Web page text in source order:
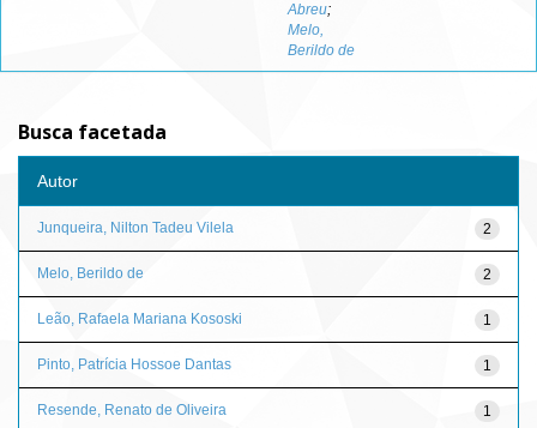
Abreu;
Melo,
Berildo de
Busca facetada
Autor
2
Junqueira, Nilton Tadeu Vilela
2
Melo, Berildo de
1
Leão, Rafaela Mariana Kososki
1
Pinto, Patrícia Hossoe Dantas
1
Resende, Renato de Oliveira